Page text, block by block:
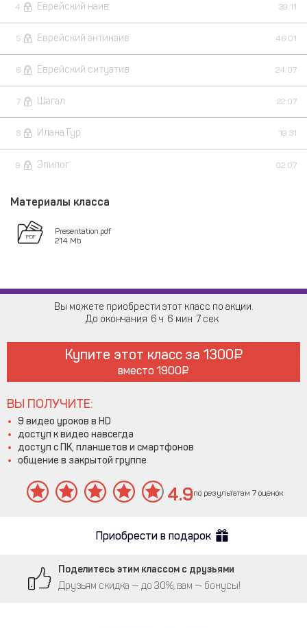
4 Еврейский наив 39:11
5 Еврейский антинаив 46:01
6 Еврейский ситуатив 24:07
7 Шагал 22:07
8 Илана Гур 19:31
9 Эпилог 02:07
Материалы класса
Presentation.pdf
214 Mb
Вы можете приобрести этот класс по акции.
До окончания 6 6 7
Купите этот класс за 1300
вместо 1900
ВЫ ПОЛУЧИТЕ:
9 видео уроков в HD
доступ к видео навсегда
доступ с ПК, планшетов и смартфонов
общение в закрытой группе
4.9по результатам 7 оценок
Приобрести в подарок
Поделитесь этим классом с друзьями
Друзьям скидка — до 30%, вам — бонусы!